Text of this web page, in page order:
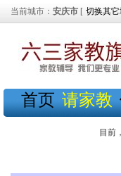
当前城市： 安庆市 [ 切换其
首页 请家教
目前